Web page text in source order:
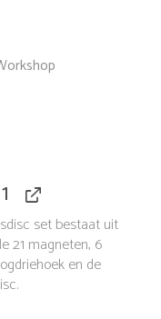
set bestaat uit
21 magneten, 6
en de